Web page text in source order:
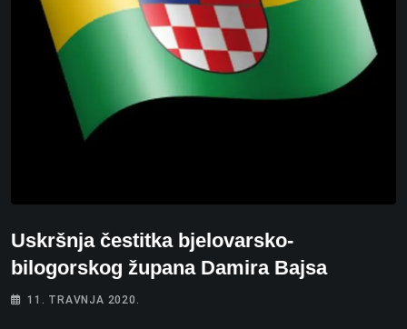
Uskršnja čestitka bjelovarsko-
bilogorskog župana Damira Bajsa
11. TRAVNJA 2020.